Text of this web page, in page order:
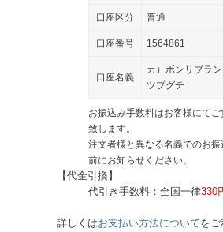
口座区分 普通
口座番号 1564861
口座名義
カ）ボンリブラ
ツプグチ
お振込み手数料はお客様にて
致します。
注文者様と異なる名義でのお
前にお知らせください。
【代金引換】
代引き手数料：全国一律330
詳しくはお支払い方法についてをご